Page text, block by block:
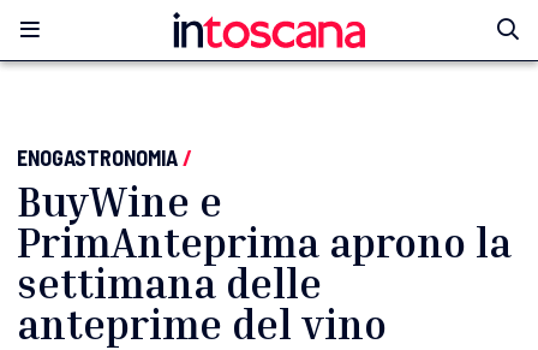
ENOGASTRONOMIA/
BuyWine e
PrimAnteprima aprono la
settimana delle
anteprime del vino